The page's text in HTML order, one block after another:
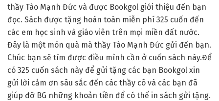
thầy Tào Mạnh Đức và được Bookgol giới thiệu đến bạn
đọc. Sách được tặng hoàn toàn miễn phí 325 cuốn đến
các em học sinh và giáo viên trên mọi miền đất nước.
Đây là một món quà mà thầy Tào Mạnh Đức gửi đến bạn.
Chúc bạn sẽ tìm được điều mình cần ở cuốn sách này.Để
có 325 cuốn sách này để gửi tặng các bạn Bookgol xin
gửi lời cảm ơn sâu sắc đến các thầy cô và các bạn đã
giúp đỡ BG những khoản tiền để có thể in sách gửi tặng.